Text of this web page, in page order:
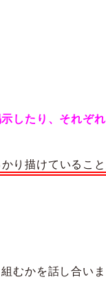
したり、それぞ
り描けているこ
むかを話し合い